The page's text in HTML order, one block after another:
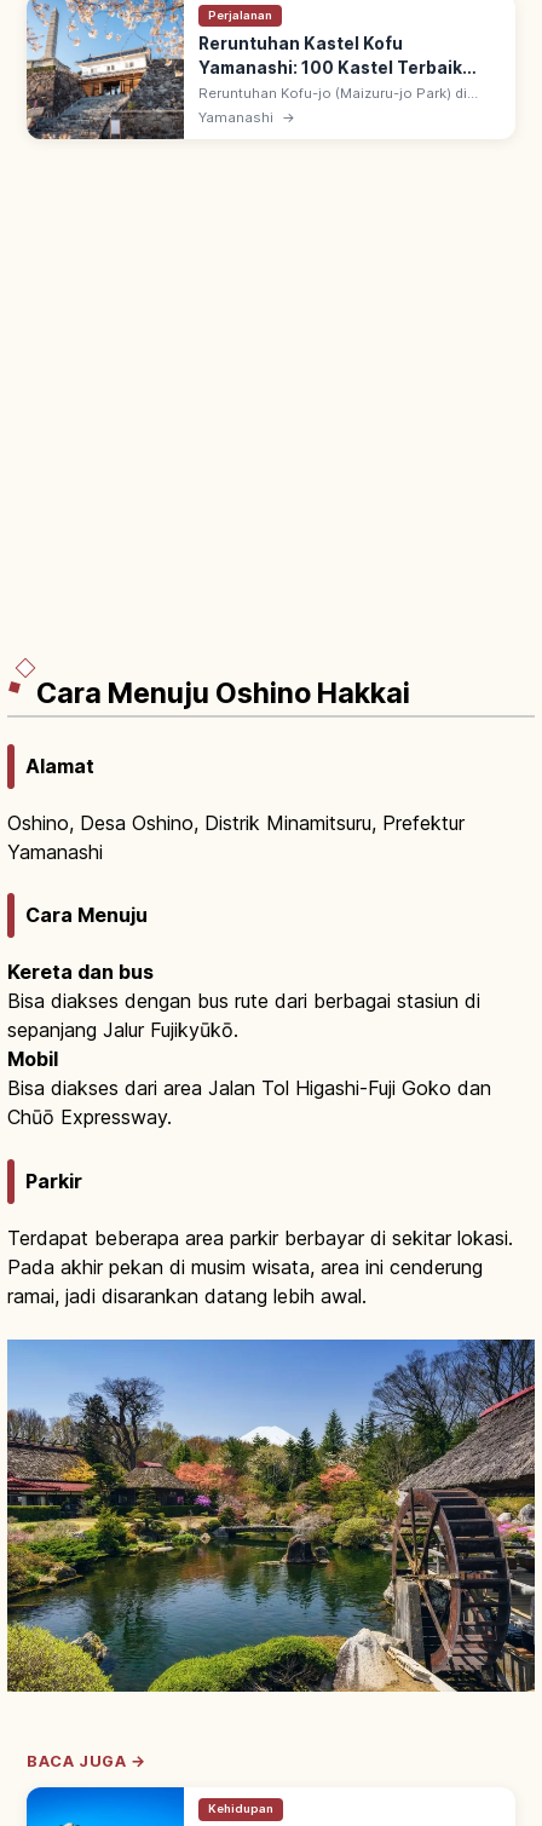
Perjalanan
Reruntuhan Kastel Kofu
Yamanashi: 100 Kastel Terbaik
#25, Spot Utama
Reruntuhan Kofu-jo (Maizuru-jo Park) di
Yamanashi: dibangun akhir abad 16 atas
Yamanashi →
Cara Menuju Oshino Hakkai
Alamat
Oshino, Desa Oshino, Distrik Minamitsuru, Prefektur
Yamanashi
Cara Menuju
Kereta dan bus
Bisa diakses dengan bus rute dari berbagai stasiun di
sepanjang Jalur Fujikyūkō.
Mobil
Bisa diakses dari area Jalan Tol Higashi-Fuji Goko dan
Chūō Expressway.
Parkir
Terdapat beberapa area parkir berbayar di sekitar lokasi.
Pada akhir pekan di musim wisata, area ini cenderung
ramai, jadi disarankan datang lebih awal.
BACA JUGA →
Kehidupan